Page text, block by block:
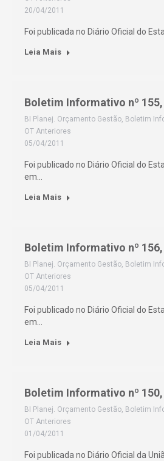
20/04/2011
Foi publicada no Diário Oficial do
Leia Mais
Boletim Informativo nº
BI Planej. Orçamento Gestão, Boletim
OT Anteriores
05/04/2011
Foi publicado no Diário Oficial do
em…
Leia Mais
Boletim Informativo nº
BI Planej. Orçamento Gestão, Boletim
OT Anteriores
05/04/2011
Foi publicado no Diário Oficial do
em…
Leia Mais
Boletim Informativo nº
BI Planej. Orçamento Gestão, Boletim
OT Anteriores
01/04/2011
Foi publicada no Diário Oficial da